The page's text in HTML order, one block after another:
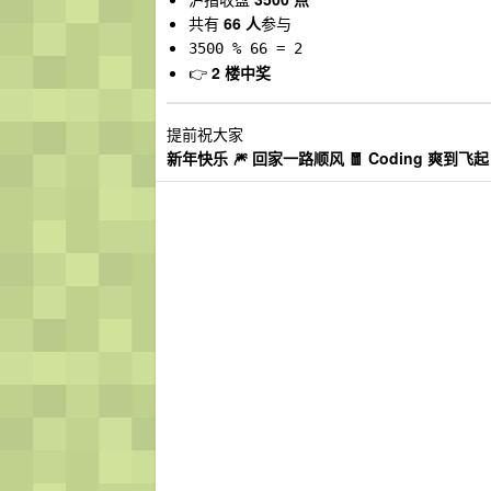
共有 66 人参与
3500 % 66 = 2
👉 2 楼中奖
提前祝大家
新年快乐 🎆 回家一路顺风 🧧 Coding 爽到飞